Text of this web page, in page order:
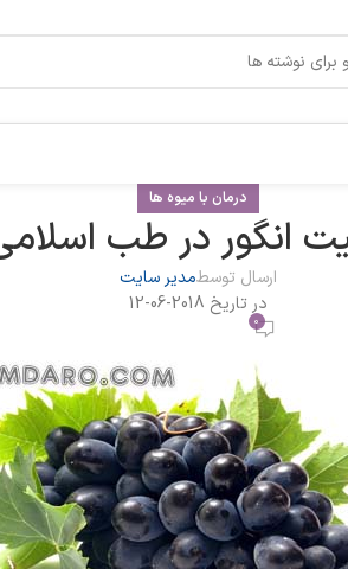
درمان با میوه ها
انگور در طب
ارسال توسطمدیر سایت
در تاریخ 2018-06-12
0